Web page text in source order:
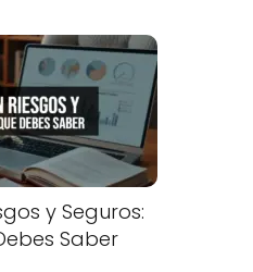
y Seguros:
Saber